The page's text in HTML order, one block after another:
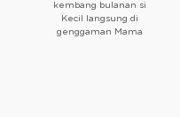
kembang bulanan si
Kecil langsung di
genggaman Mama